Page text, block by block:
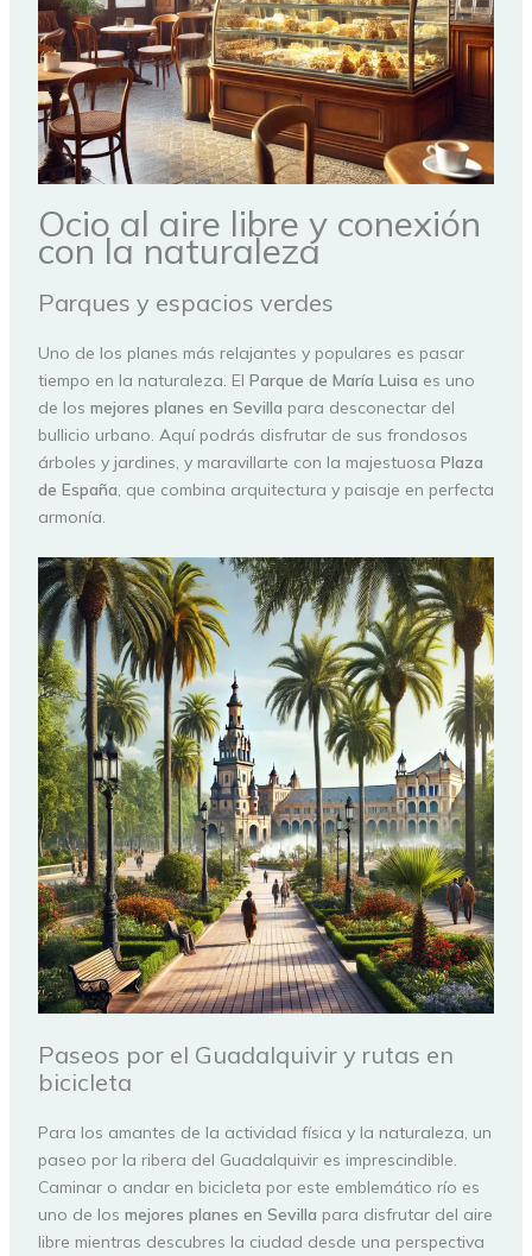
Ocio al aire libre y conexión
con la naturaleza
Parques y espacios verdes
Uno de los planes más relajantes y populares es pasar
tiempo en la naturaleza. El Parque de María Luisa es uno
de los mejores planes en Sevilla para desconectar del
bullicio urbano. Aquí podrás disfrutar de sus frondosos
árboles y jardines, y maravillarte con la majestuosa Plaza
de España, que combina arquitectura y paisaje en perfecta
armonía.
Paseos por el Guadalquivir y rutas en
bicicleta
Para los amantes de la actividad física y la naturaleza, un
paseo por la ribera del Guadalquivir es imprescindible.
Caminar o andar en bicicleta por este emblemático río es
uno de los mejores planes en Sevilla para disfrutar del aire
libre mientras descubres la ciudad desde una perspectiva